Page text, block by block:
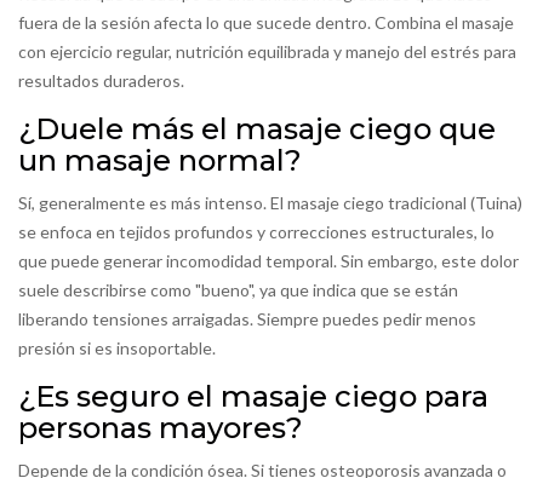
fuera de la sesión afecta lo que sucede dentro. Combina el masaje
con ejercicio regular, nutrición equilibrada y manejo del estrés para
resultados duraderos.
¿Duele más el masaje ciego que
un masaje normal?
Sí, generalmente es más intenso. El masaje ciego tradicional (Tuina)
se enfoca en tejidos profundos y correcciones estructurales, lo
que puede generar incomodidad temporal. Sin embargo, este dolor
suele describirse como "bueno", ya que indica que se están
liberando tensiones arraigadas. Siempre puedes pedir menos
presión si es insoportable.
¿Es seguro el masaje ciego para
personas mayores?
Depende de la condición ósea. Si tienes osteoporosis avanzada o